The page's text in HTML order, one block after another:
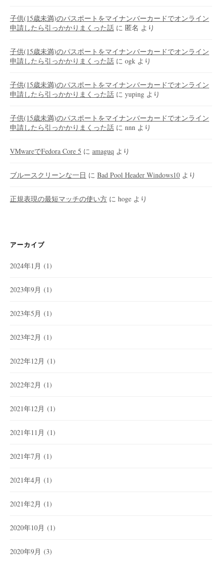
子供(15歳未満)のパスポートをマイナンバーカードでオンライン
申請したら引っかかりまくった話 に 匿名 より
子供(15歳未満)のパスポートをマイナンバーカードでオンライン
申請したら引っかかりまくった話 に ogk より
子供(15歳未満)のパスポートをマイナンバーカードでオンライン
申請したら引っかかりまくった話 に yuping より
子供(15歳未満)のパスポートをマイナンバーカードでオンライン
申請したら引っかかりまくった話 に nnn より
VMwareでFedora Core 5 に amaguq より
ブルースクリーンな一日 に Bad Pool Header Windows10 より
正規表現の最短マッチの使い方 に hoge より
アーカイブ
2024年1月 (1)
2023年9月 (1)
2023年5月 (1)
2023年2月 (1)
2022年12月 (1)
2022年2月 (1)
2021年12月 (1)
2021年11月 (1)
2021年7月 (1)
2021年4月 (1)
2021年2月 (1)
2020年10月 (1)
2020年9月 (3)